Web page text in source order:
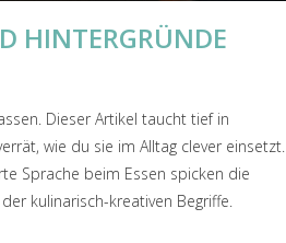
HINTERGRÜNDE
Dieser Artikel taucht tief in
wie du sie im Alltag clever einsetzt.
Sprache beim Essen spicken die
kulinarisch-kreativen Begriffe.